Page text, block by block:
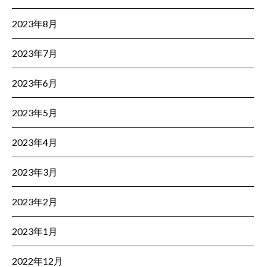
2023年8月
2023年7月
2023年6月
2023年5月
2023年4月
2023年3月
2023年2月
2023年1月
2022年12月